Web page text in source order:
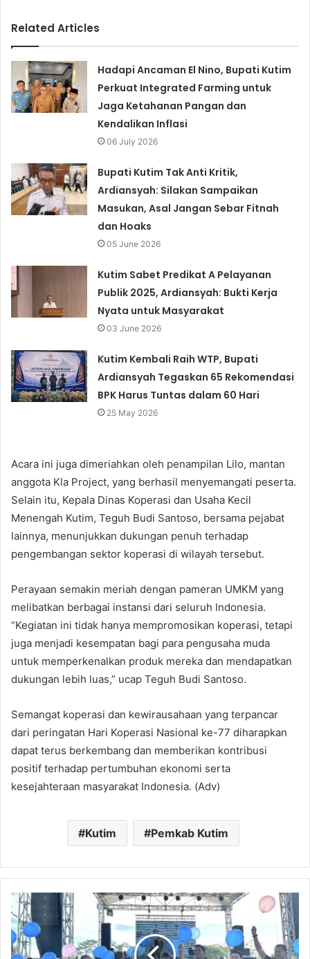
Related Articles
Hadapi Ancaman El Nino, Bupati Kutim
Perkuat Integrated Farming untuk
Jaga Ketahanan Pangan dan
Kendalikan Inflasi
06 July 2026
Bupati Kutim Tak Anti Kritik,
Ardiansyah: Silakan Sampaikan
Masukan, Asal Jangan Sebar Fitnah
dan Hoaks
05 June 2026
Kutim Sabet Predikat A Pelayanan
Publik 2025, Ardiansyah: Bukti Kerja
Nyata untuk Masyarakat
03 June 2026
Kutim Kembali Raih WTP, Bupati
Ardiansyah Tegaskan 65 Rekomendasi
BPK Harus Tuntas dalam 60 Hari
25 May 2026
Acara ini juga dimeriahkan oleh penampilan Lilo, mantan
anggota Kla Project, yang berhasil menyemangati peserta.
Selain itu, Kepala Dinas Koperasi dan Usaha Kecil
Menengah Kutim, Teguh Budi Santoso, bersama pejabat
lainnya, menunjukkan dukungan penuh terhadap
pengembangan sektor koperasi di wilayah tersebut.
Perayaan semakin meriah dengan pameran UMKM yang
melibatkan berbagai instansi dari seluruh Indonesia.
“Kegiatan ini tidak hanya mempromosikan koperasi, tetapi
juga menjadi kesempatan bagi para pengusaha muda
untuk memperkenalkan produk mereka dan mendapatkan
dukungan lebih luas,” ucap Teguh Budi Santoso.
Semangat koperasi dan kewirausahaan yang terpancar
dari peringatan Hari Koperasi Nasional ke-77 diharapkan
dapat terus berkembang dan memberikan kontribusi
positif terhadap pertumbuhan ekonomi serta
kesejahteraan masyarakat Indonesia. (Adv)
Kutim Pemkab Kutim